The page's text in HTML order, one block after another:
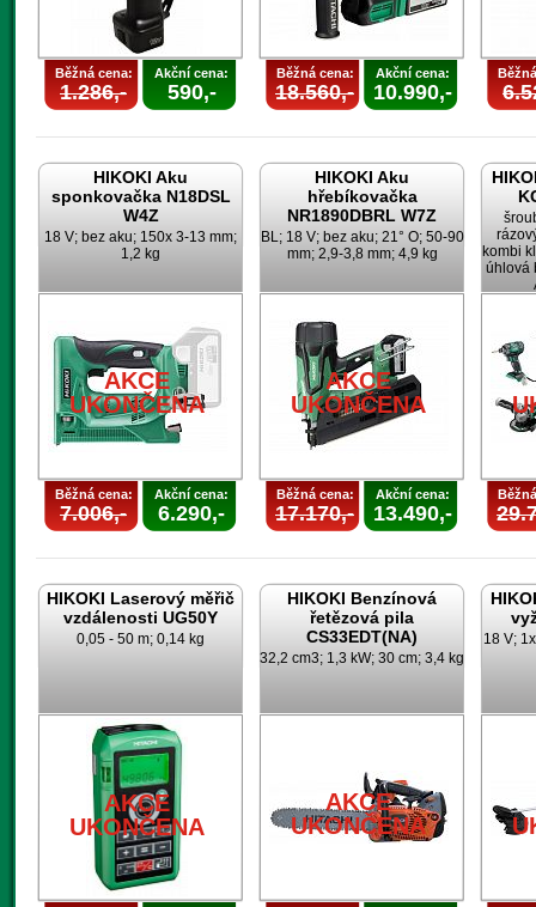
Běžná cena:
1.286,-
Akční cena:
590,-
Běžná cena:
18.560,-
Akční cena:
10.990,-
HIKOKI Aku
sponkovačka N18DSL
W4Z
18 V; bez aku; 150x 3-13 mm;
1,2 kg
AKCE
UKONČENA
Běžná cena:
7.006,-
Akční cena:
6.290,-
HIKOKI Aku
hřebíkovačka
NR1890DBRL W7Z
BL; 18 V; bez aku; 21° O; 50-90
mm; 2,9-3,8 mm; 4,9 kg
AKCE
UKONČENA
Běžná cena:
17.170,-
Akční cena:
13.490,-
kombi
úhlová
HIKOKI Laserový měřič
vzdálenosti UG50Y
0,05 - 50 m; 0,14 kg
AKCE
UKONČENA
HIKOKI Benzínová
řetězová pila
CS33EDT(NA)
32,2 cm3; 1,3 kW; 30 cm; 3,4 kg
AKCE
UKONČENA
18 V;